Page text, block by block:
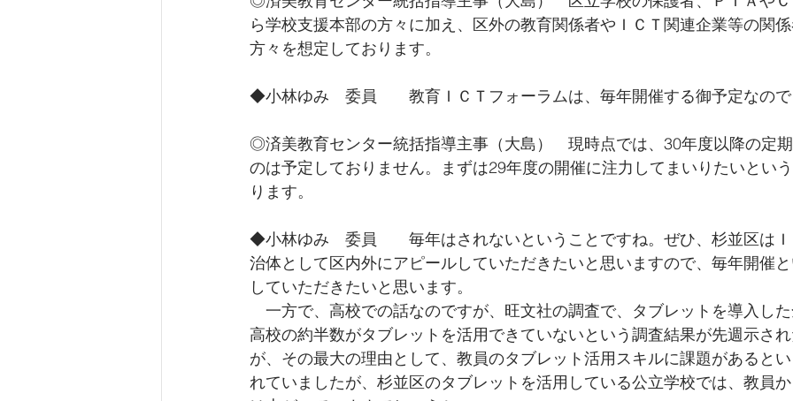
ら学校支援本部の方々に加え、区外の教育関係者やＩＣＴ関連企業等の関
方々を想定しております。
◆小林ゆみ　委員　　教育ＩＣＴフォーラムは、毎年開催する御予定なの
◎済美教育センター統括指導主事（大島）　現時点では、30年度以降の定
のは予定しておりません。まずは29年度の開催に注力してまいりたいとい
ります。
◆小林ゆみ　委員　　毎年はされないということですね。ぜひ、杉並区は
治体として区内外にアピールしていただきたいと思いますので、毎年開催
していただきたいと思います。
一方で、高校での話なのですが、旺文社の調査で、タブレットを導入し
高校の約半数がタブレットを活用できていないという調査結果が先週示さ
が、その最大の理由として、教員のタブレット活用スキルに課題があると
れていましたが、杉並区のタブレットを活用している公立学校では、教員